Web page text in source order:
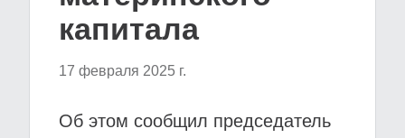
капитала
17 февраля 2025 г.
Об этом сообщил председатель